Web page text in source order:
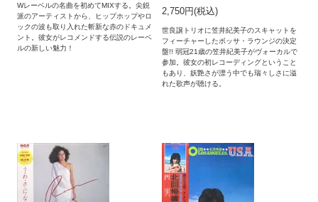
Wレーベルの名曲を初めてMIXする。尖鋭
派のアーティストから、ヒップホップやロ
ックの波も取り入れた斬新な赤のドキュメ
ント。彼女がレコメンドする伝説のレーベ
ルの新しい魅力！
2,750円(税込)
世良譲トリオに笠井紀美子のスキャットを
フィーチャーしたボッサ・ラウンジの決定
盤!! 弱冠21歳の笠井紀美子がヴォーカルで
参加。彼女の初レコーディングということ
もあり、妖艶さが漂う中でも瑞々しさに溢
れた歌声が聴ける。